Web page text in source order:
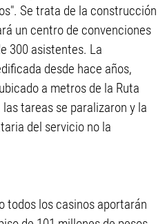
Se trata de la construcción
un centro de convenciones
300 asistentes. La
desde hace años,
a metros de la Ruta
tareas se paralizaron y la
del servicio no la
todos los casinos aportarán